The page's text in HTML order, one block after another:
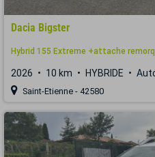
Dacia Bigster
Hybrid 155 Extreme +attache
2026 10 km HYBRIDE
Saint-Etienne - 42580